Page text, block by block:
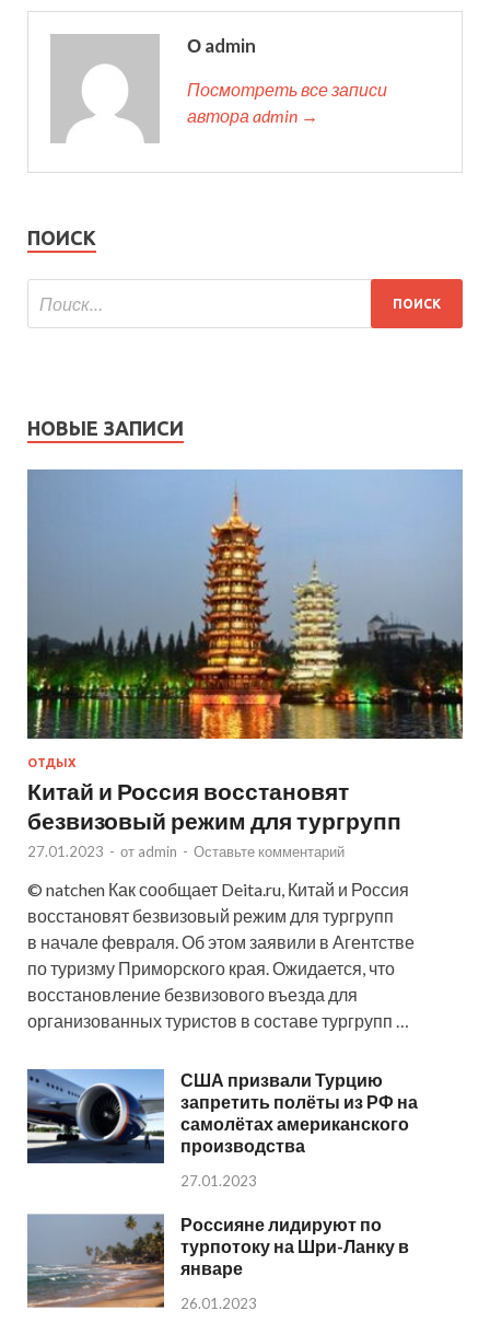
О admin
Посмотреть все записи
автора admin →
ПОИСК
НОВЫЕ ЗАПИСИ
ОТДЫХ
Китай и Россия восстановят
безвизовый режим для тургрупп
27.01.2023 - от admin - Оставьте комментарий
© natchen Как сообщает Deita.ru, Китай и Россия
восстановят безвизовый режим для тургрупп
в начале февраля. Об этом заявили в Агентстве
по туризму Приморского края. Ожидается, что
восстановление безвизового въезда для
организованных туристов в составе тургрупп …
США призвали Турцию
запретить полёты из РФ на
самолётах американского
производства
27.01.2023
Россияне лидируют по
турпотоку на Шри-Ланку в
январе
26.01.2023